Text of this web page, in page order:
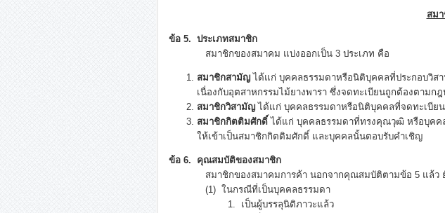
สม
ข้อ 5. ประเภทสมาชิก
สมาชิกของสมาคม แบ่งออกเป็น 3 ประเภท คือ
สมาชิกสามัญ ได้แก่ บุคคลธรรมดาหรือนิติบุคคลที่ประกอบวิส
เนื่องกับอุตสาหกรรมไม้ยางพารา ซึ่งจดทะเบียนถูกต้องตามก
สมาชิกวิสามัญ ได้แก่ บุคคลธรรมดาหรือนิติบุคคลที่จดทะเบีย
สมาชิกกิตติมศักดิ์ ได้แก่ บุคคลธรรมดาที่ทรงคุณวุฒิ หรือบุค
ให้เข้าเป็นสมาชิกกิตติมศักดิ์ และบุคคลนั้นตอบรับคำเชิญ
ข้อ 6. คุณสมบัติของสมาชิก
สมาชิกของสมาคมการค้า นอกจากคุณสมบัติตามข้อ 5 แล้ว ยั
(1) ในกรณีที่เป็นบุคคลธรรมดา
1. เป็นผู้บรรลุนิติภาวะแล้ว